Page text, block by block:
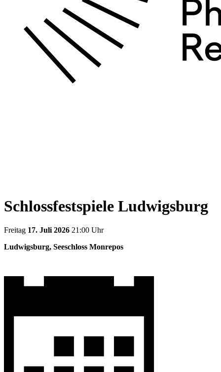
Schlossfestspiele Ludwigsburg
Freitag 17. Juli 2026 21:00 Uhr
Ludwigsburg, Seeschloss Monrepos